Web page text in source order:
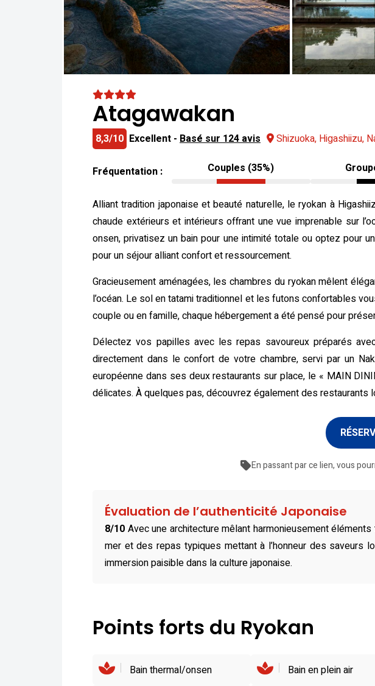
Atagawakan
8,3/10 Excellent - Basé sur 124 avis Shizuoka, Higashiizu,
Fréquentation : Couples (35%)
Alliant tradition japonaise et beauté naturelle, le ryokan à
chaude extérieurs et intérieurs offrant une vue imprenable sur
onsen, privatisez un bain pour une intimité totale ou optez pour
pour un séjour alliant confort et ressourcement.
Gracieusement aménagées, les chambres du ryokan mêlent
l’océan. Le sol en tatami traditionnel et les futons confortables
couple ou en famille, chaque hébergement a été pensé pour
Délectez vos papilles avec les repas savoureux préparés
directement dans le confort de votre chambre, servi par un
européenne dans ses deux restaurants sur place, le « MAIN
délicates. À quelques pas, découvrez également des restaurants
En passant par ce lien, vous
Évaluation de l’authenticité Japonaise
8/10 Avec une architecture mêlant harmonieusement
mer et des repas typiques mettant à l’honneur des saveurs
immersion paisible dans la culture japonaise.
Points forts du Ryokan
Bain thermal/onsen Bain en plein air